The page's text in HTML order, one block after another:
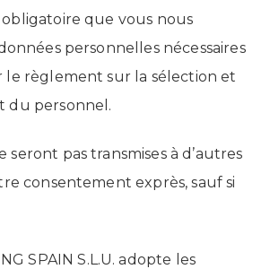
que vous nous
personnelles nécessaires
le règlement sur la sélection et
du personnel.
seront pas transmises à d’autres
consentement exprès, sauf si
SPAIN S.L.U. adopte les